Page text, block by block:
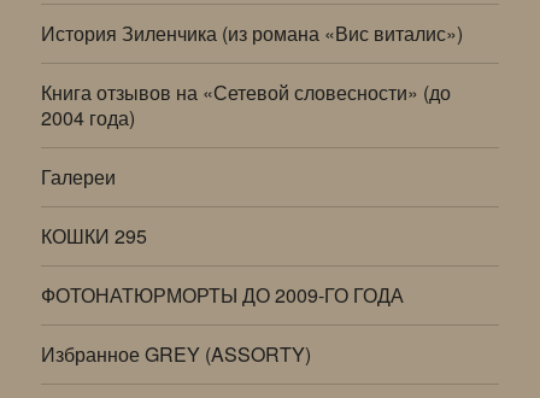
История Зиленчика (из романа «Вис виталис»)
Книга отзывов на «Сетевой словесности» (до
2004 года)
Галереи
КОШКИ 295
ФОТОНАТЮРМОРТЫ ДО 2009-ГО ГОДА
Избранное GREY (ASSORTY)